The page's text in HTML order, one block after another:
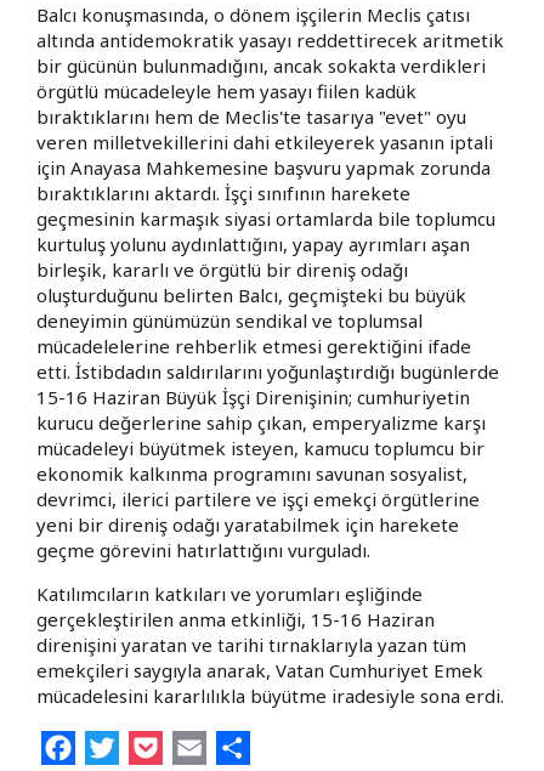
Balcı konuşmasında, o dönem işçilerin Meclis çatısı
altında antidemokratik yasayı reddettirecek aritmetik
bir gücünün bulunmadığını, ancak sokakta verdikleri
örgütlü mücadeleyle hem yasayı fiilen kadük
bıraktıklarını hem de Meclis'te tasarıya "evet" oyu
veren milletvekillerini dahi etkileyerek yasanın iptali
için Anayasa Mahkemesine başvuru yapmak zorunda
bıraktıklarını aktardı. İşçi sınıfının harekete
geçmesinin karmaşık siyasi ortamlarda bile toplumcu
kurtuluş yolunu aydınlattığını, yapay ayrımları aşan
birleşik, kararlı ve örgütlü bir direniş odağı
oluşturduğunu belirten Balcı, geçmişteki bu büyük
deneyimin günümüzün sendikal ve toplumsal
mücadelelerine rehberlik etmesi gerektiğini ifade
etti. İstibdadın saldırılarını yoğunlaştırdığı bugünlerde
15-16 Haziran Büyük İşçi Direnişinin; cumhuriyetin
kurucu değerlerine sahip çıkan, emperyalizme karşı
mücadeleyi büyütmek isteyen, kamucu toplumcu bir
ekonomik kalkınma programını savunan sosyalist,
devrimci, ilerici partilere ve işçi emekçi örgütlerine
yeni bir direniş odağı yaratabilmek için harekete
geçme görevini hatırlattığını vurguladı.
Katılımcıların katkıları ve yorumları eşliğinde
gerçekleştirilen anma etkinliği, 15-16 Haziran
direnişini yaratan ve tarihi tırnaklarıyla yazan tüm
emekçileri saygıyla anarak, Vatan Cumhuriyet Emek
mücadelesini kararlılıkla büyütme iradesiyle sona erdi.
FacebookTwitterPocketEmail